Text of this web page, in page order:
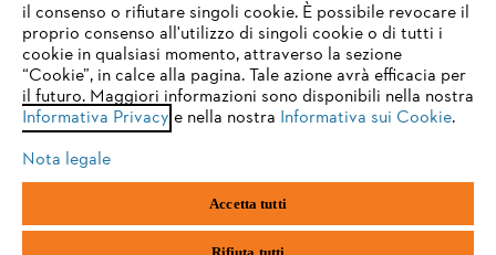
Termini e condizioni generali Privacy policy
Note legali Cookies Informazioni legali
Andreas STIHL S.p.A. - Viale delle Industrie, 15
20040 Cambiago (MI)
Email:info@stihl.it
Numero di partita IVA: 09883420151.
Società a socio unico, soggetta a direzione e coordinamento di Andreas
eine optimale Nutzung unserer Seite empfehlen wir Ihnen, zu
einem der folgenden Browser zu wechseln:
firefox chrome
safari edge
il consenso o rifiutare singoli cookie. È possibile revocare il
proprio consenso all'utilizzo di singoli cookie o di tutti i
cookie in qualsiasi momento, attraverso la sezione
“Cookie”, in calce alla pagina. Tale azione avrà efficacia per
il futuro. Maggiori informazioni sono disponibili nella nostra
Informativa Privacy e nella nostra Informativa sui Cookie.
Nota legale
Accetta tutti